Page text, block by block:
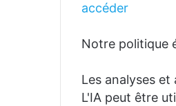
accéder
Notre politique
Les analyses
L'IA peut être